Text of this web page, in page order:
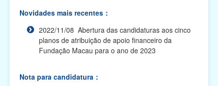
financeiros
Plano de Apoio Financeiro para Oferta de Cabazes,
2027
Funcionamento de Associações, 2027
Novidades mais recentes：
2022/11/08 Abertura das candidaturas aos cinco
planos de atribuição de apoio financeiro da
Fundação Macau para o ano de 2023
Nota para candidatura：